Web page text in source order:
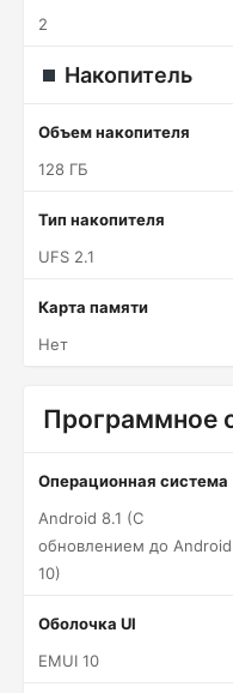
2
Накопитель
Объем накопителя
128 ГБ
Тип накопителя
UFS 2.1
Карта памяти
Нет
Программное
Операционная система
Android 8.1 (С
обновлением до Android
10)
Оболочка UI
EMUI 10